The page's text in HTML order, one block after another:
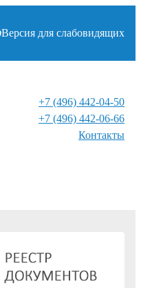
Версия для слабовидящих
+7 (496) 442-04-50
+7 (496) 442-06-66
Контакты⁠